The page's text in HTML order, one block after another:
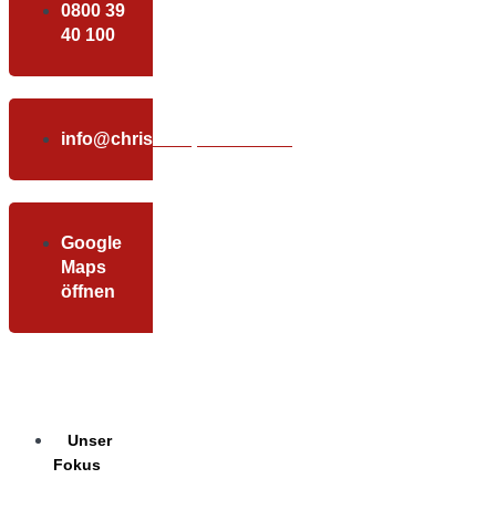
0800 39
40 100
info@christundpartner.com
Google
Maps
öffnen
Unser
Fokus